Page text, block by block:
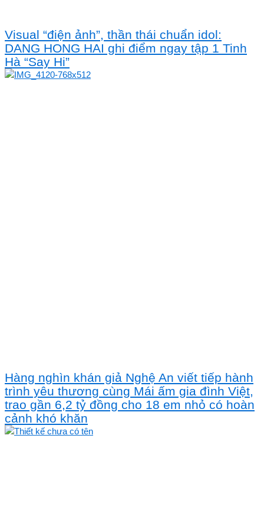
Visual “điện ảnh”, thần thái chuẩn idol:
DANG HONG HAI ghi điểm ngay tập 1 Tinh
Hà “Say Hi”
Hàng nghìn khán giả Nghệ An viết tiếp hành
trình yêu thương cùng Mái ấm gia đình Việt,
trao gần 6,2 tỷ đồng cho 18 em nhỏ có hoàn
cảnh khó khăn